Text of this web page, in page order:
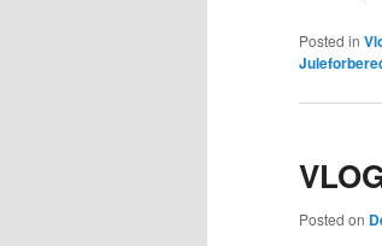
Posted in
Posted on